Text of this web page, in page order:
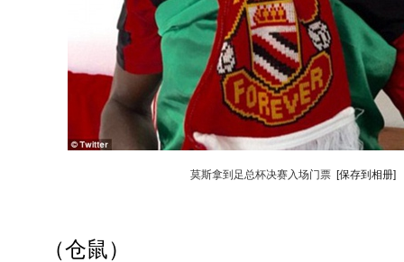
莫斯拿到足总杯决赛入场门票 [保存到相册]
（仓鼠）